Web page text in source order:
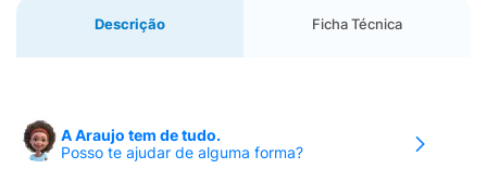
Descrição Ficha Técnica
A Araujo tem de tudo.
Posso te ajudar de alguma forma?